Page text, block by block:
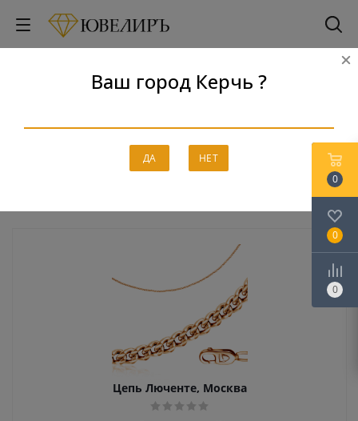
Ваш город Керчь ?
ДА НЕТ
Цепи
Главная - Каталог - Золото - Цепи
Цепь Люченте, Москва
0
0
0